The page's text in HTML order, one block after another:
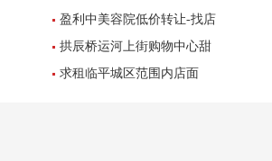
发行业
盈利中美容院低价转让-找店
网
拱辰桥运河上街购物中心甜
品店转让
求租临平城区范围内店面